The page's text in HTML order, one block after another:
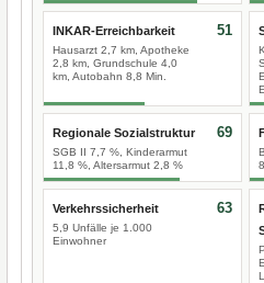
INKAR-Erreichbarkeit
Hausarzt 2,7 km, Apotheke
2,8 km, Grundschule 4,0
km, Autobahn 8,8 Min.
51
Regionale Sozialstruktur
SGB II 7,7 %, Kinderarmut
11,8 %, Altersarmut 2,8 %
69
Verkehrssicherheit
5,9 Unfälle je 1.000
Einwohner
63